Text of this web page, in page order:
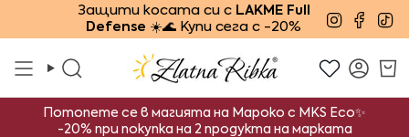
Потопете се в магията на Мароко с MKS Eco✨
-20% при покупка на 2 продукта на марката
Защити косата си с LAKME Full
Defense ☀️🌊 Купи сега с -20%
Търсене